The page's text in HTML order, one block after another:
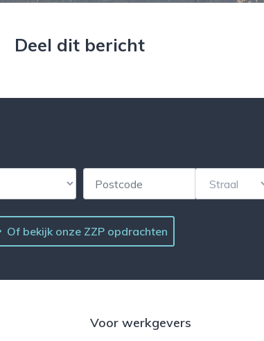
Deel dit bericht
Of bekijk onze ZZP opdrachten
Voor werkgevers